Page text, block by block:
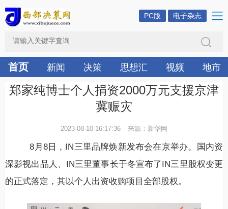
PC版 电子杂志
首页 新闻 决策 思想汇 视频 地市
郑家纯博士个人捐资2000万元支援京津
冀赈灾
2023-08-10 16:17:36 来源：新华网
8月8日，IN三里品牌焕新发布会在京举办。国内资
深影视出品人、IN三里董事长于冬宣布了IN三里股权变更
的正式落定，其以个人出资收购项目全部股权。